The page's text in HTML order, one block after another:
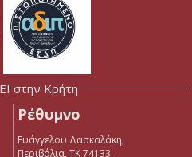
στην Κρήτη
Ρέθυμνο
Ευάγγελου Δασκαλάκη,
Περιβόλια, ΤΚ 74133